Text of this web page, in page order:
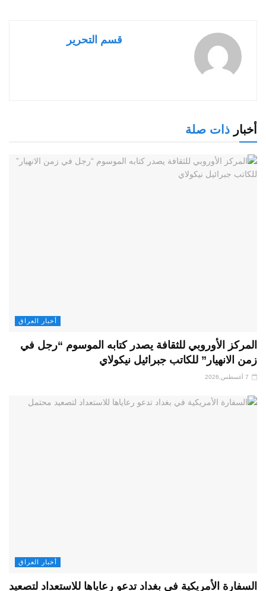
قسم التحرير
أخبار ذات صلة
أخبار العراق
المركز الأوروبي للثقافة يصدر كتابه الموسوم “رجل في
زمن الانهيار” للكاتب جبرائيل نيكولاي
أخبار العراق
السفارة الأمريكية في بغداد تدعو رعاياها للاستعداد لتصعيد